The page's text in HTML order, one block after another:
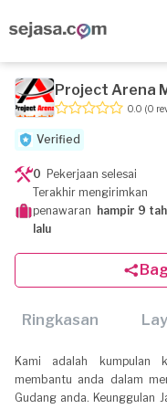
Project Arena
0.0 (0
Verified
0 Pekerjaan selesai
Terakhir mengirimkan
penawaran hampir 9
lalu
Ringkasan
Kami adalah kumpulan
membantu anda dalam
Gudang anda. Keunggulan